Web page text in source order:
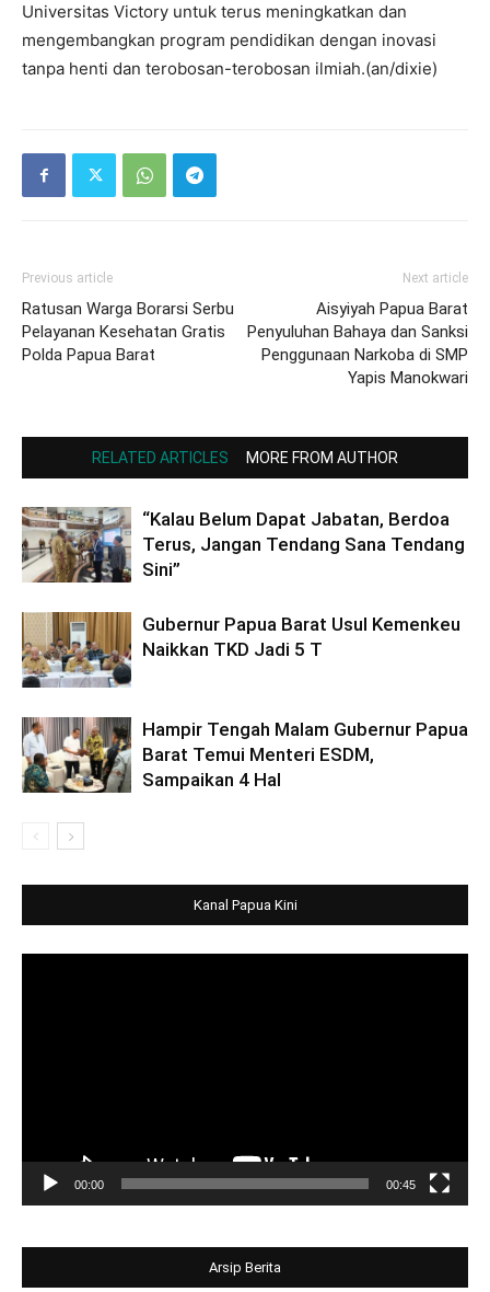
Universitas Victory untuk terus meningkatkan dan
mengembangkan program pendidikan dengan inovasi
tanpa henti dan terobosan-terobosan ilmiah.(an/dixie)
Previous article
Ratusan Warga Borarsi Serbu
Pelayanan Kesehatan Gratis
Polda Papua Barat
Next article
Aisyiyah Papua Barat
Penyuluhan Bahaya dan Sanksi
Penggunaan Narkoba di SMP
Yapis Manokwari
RELATED ARTICLES MORE FROM AUTHOR
“Kalau Belum Dapat Jabatan, Berdoa
Terus, Jangan Tendang Sana Tendang
Sini”
Gubernur Papua Barat Usul Kemenkeu
Naikkan TKD Jadi 5 T
Hampir Tengah Malam Gubernur Papua
Barat Temui Menteri ESDM,
Sampaikan 4 Hal
Kanal Papua Kini
00:00 00:45
Arsip Berita